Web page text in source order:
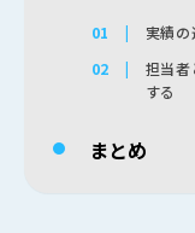
実績
担当
する
まとめ